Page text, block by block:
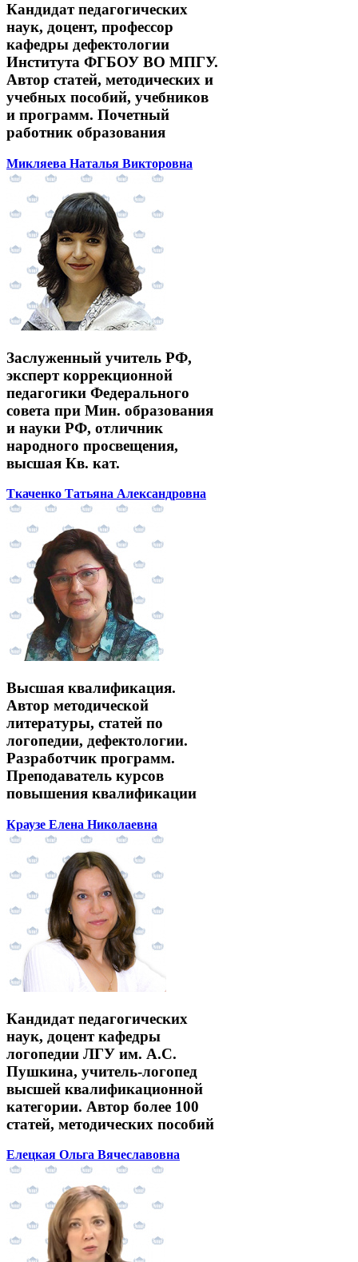
Кандидат педагогических
наук, доцент, профессор
кафедры дефектологии
Института ФГБОУ ВО МПГУ.
Автор статей, методических и
учебных пособий, учебников
и программ. Почетный
работник образования
Микляева Наталья Викторовна
Заслуженный учитель РФ,
эксперт коррекционной
педагогики Федерального
совета при Мин. образования
и науки РФ, отличник
народного просвещения,
высшая Кв. кат.
Ткаченко Татьяна Александровна
Высшая квалификация.
Автор методической
литературы, статей по
логопедии, дефектологии.
Разработчик программ.
Преподаватель курсов
повышения квалификации
Краузе Елена Николаевна
Кандидат педагогических
наук, доцент кафедры
логопедии ЛГУ им. А.С.
Пушкина, учитель-логопед
высшей квалификационной
категории. Автор более 100
статей, методических пособий
Елецкая Ольга Вячеславовна